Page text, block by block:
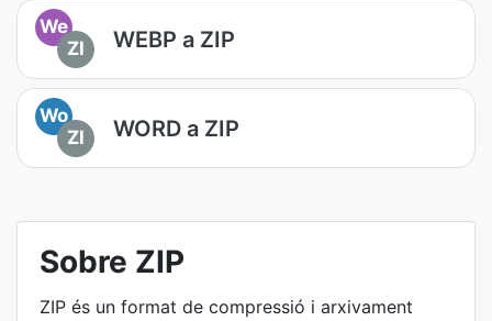
We
ZI
WEBP a ZIP
Wo
ZI
WORD a ZIP
Sobre ZIP
ZIP és un format de compressió i arxivament